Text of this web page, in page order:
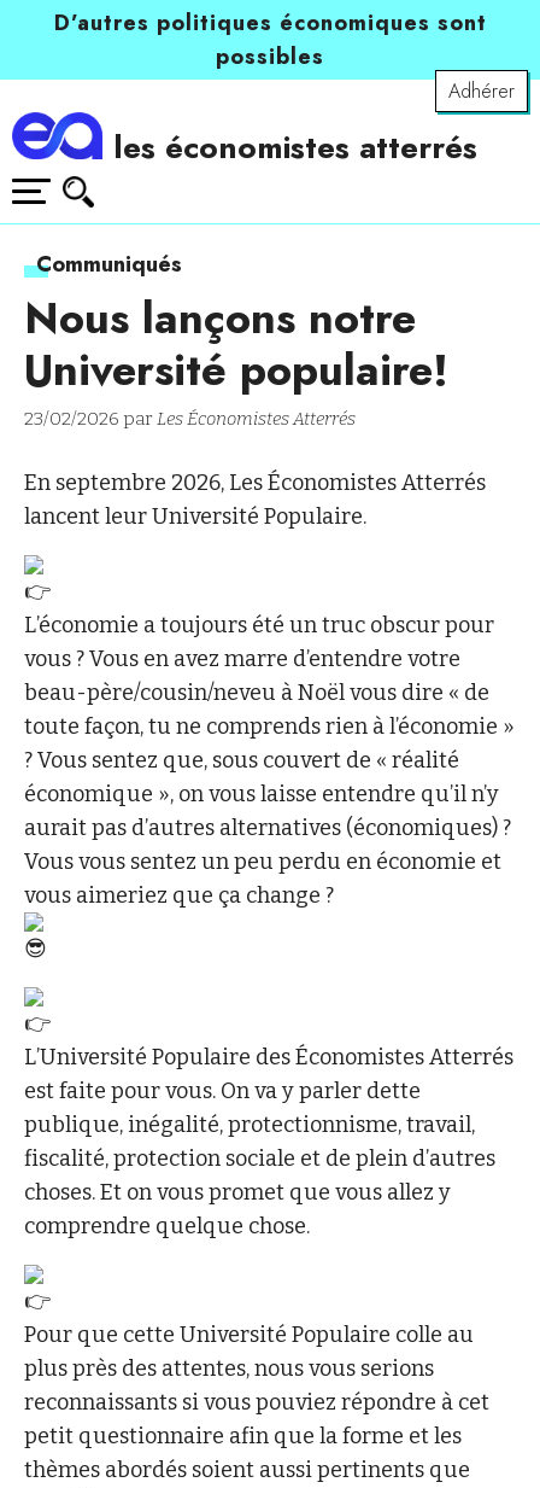
D’autres politiques économiques sont
possibles
Adhérer
les économistes atterrés
Communiqués
Nous lançons notre
Université populaire!
23/02/2026 parLes Économistes Atterrés
En septembre 2026, Les Économistes Atterrés
lancent leur Université Populaire.
L’économie a toujours été un truc obscur pour
vous ? Vous en avez marre d’entendre votre
beau-père/cousin/neveu à Noël vous dire « de
toute façon, tu ne comprends rien à l’économie »
? Vous sentez que, sous couvert de « réalité
économique », on vous laisse entendre qu’il n’y
aurait pas d’autres alternatives (économiques) ?
Vous vous sentez un peu perdu en économie et
vous aimeriez que ça change ?
L’Université Populaire des Économistes Atterrés
est faite pour vous. On va y parler dette
publique, inégalité, protectionnisme, travail,
fiscalité, protection sociale et de plein d’autres
choses. Et on vous promet que vous allez y
comprendre quelque chose.
Pour que cette Université Populaire colle au
plus près des attentes, nous vous serions
reconnaissants si vous pouviez répondre à cet
petit questionnaire afin que la forme et les
thèmes abordés soient aussi pertinents que